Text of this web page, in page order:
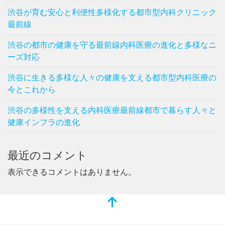
渋谷が育む安心と利便性多様化する都市型内科クリニック
最前線
渋谷の都市の健康を守る最前線内科医療の進化と多様なニ
ーズ対応
渋谷に生きる多様な人々の健康を支える都市型内科医療の
今とこれから
渋谷の多様性を支える内科医療最前線都市で暮らす人々と
健康インフラの進化
最近のコメント
表示できるコメントはありません。